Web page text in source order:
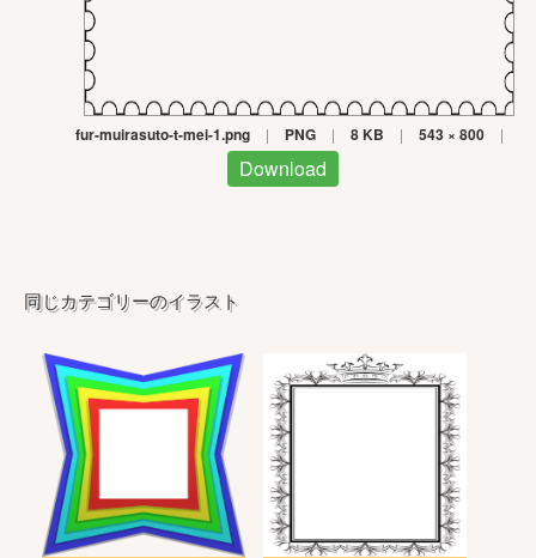
fur-muirasuto-t-mei-1.png | PNG | 8 KB | 543 × 800 |
Download
同じカテゴリーのイラスト